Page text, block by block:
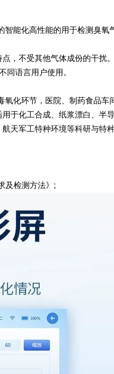
能化高性能的用于检测臭氧
，不受其他气体成份的干扰
同语言用户使用。
氧化环节，医院、制药食品车
于化工合成、纸浆漂白、半
天军工特种环境等科研与特
及检测方法》;